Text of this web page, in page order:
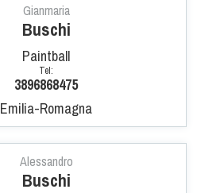
Gianmaria
Buschi
Paintball
Tel:
3896868475
Emilia-Romagna
Alessandro
Buschi
Dog Trail
Dog Triathlon
Hoopers
Mantrailing
Nosework
Obedience
Rally Obedience
Retriever Sport